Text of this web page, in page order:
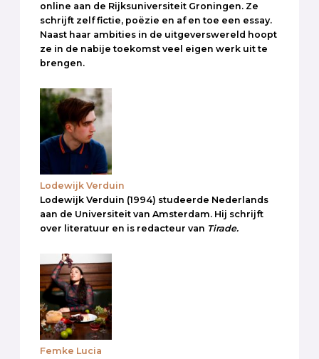
online aan de Rijksuniversiteit Groningen. Ze
schrijft zelf fictie, poëzie en af en toe een essay.
Naast haar ambities in de uitgeverswereld hoopt
ze in de nabije toekomst veel eigen werk uit te
brengen.
Lodewijk Verduin
Lodewijk Verduin (1994) studeerde Nederlands
aan de Universiteit van Amsterdam. Hij schrijft
over literatuur en is redacteur van Tirade.
Femke Lucia